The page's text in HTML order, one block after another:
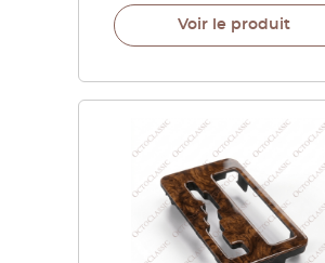
Voir le produit